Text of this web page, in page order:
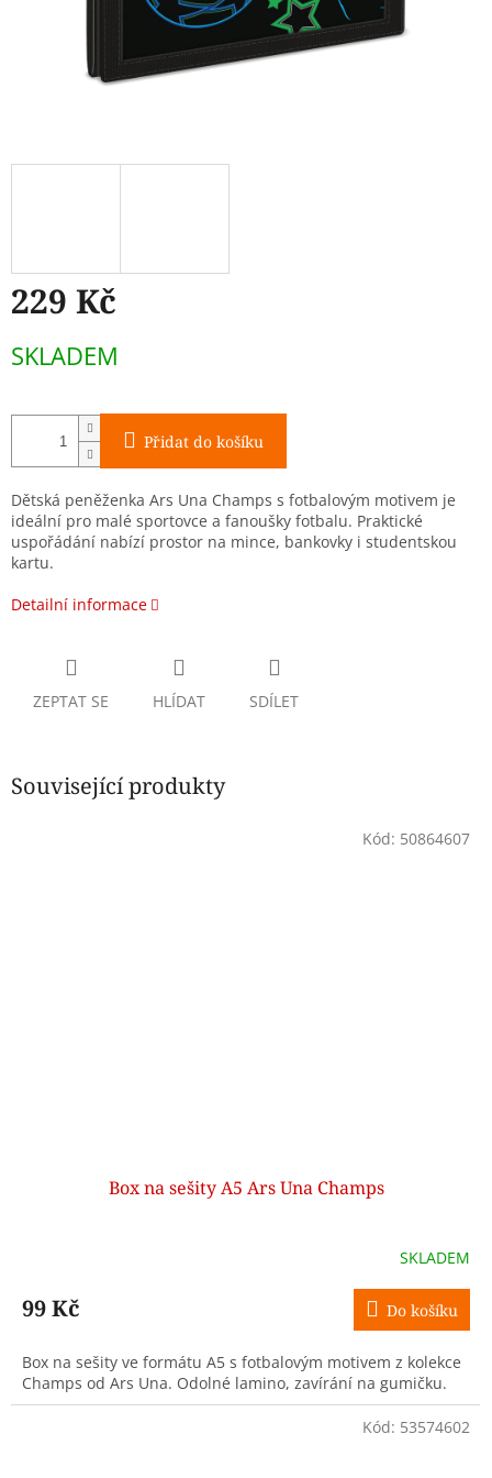
229 Kč
cena:
SKLADEM
Přidat do košíku
Dětská peněženka Ars Una Champs s fotbalovým motivem je
ideální pro malé sportovce a fanoušky fotbalu. Praktické
uspořádání nabízí prostor na mince, bankovky i studentskou
kartu.
Detailní informace
ZEPTAT SE HLÍDAT SDÍLET
Související produkty
Box na sešity A5 Ars Una Champs
SKLADEM
99 Kč Do košíku
Box na sešity ve formátu A5 s fotbalovým motivem z kolekce
Champs od Ars Una. Odolné lamino, zavírání na gumičku.
Kód: 50864607
Kód: 53574602